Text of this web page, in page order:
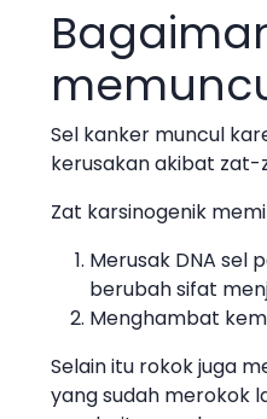
Sel kanker muncul
kerusakan akibat zat-
Zat karsinogenik
Merusak DNA sel
berubah sifat
Menghambat
Selain itu rokok juga
yang sudah merokok